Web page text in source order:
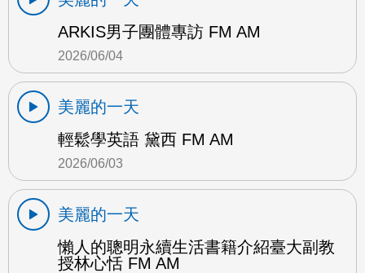
ARKIS男子團體專訪 FM AM
2026/06/04
美麗的一天
輕鬆學英語 黛西 FM AM
2026/06/03
美麗的一天
懶人的聰明永續生活書籍介紹臺大副教
授林心恬 FM AM